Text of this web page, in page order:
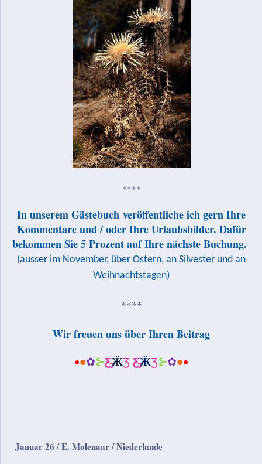
****
In unserem Gästebuch veröffentliche ich gern Ihre
Kommentare und / oder Ihre Urlaubsbilder. Dafür
bekommen Sie 5 Prozent auf Ihre nächste Buchung.
(ausser im November, über Ostern, an Silvester und an
Weihnachtstagen)
****
Wir freuen uns über Ihren Beitrag
•●✿⊱Ƹ̵̡ӜƷ Ƹ̵̡ӜƷ⊱✿●•
Januar 26 / E. Molenaar / Niederlande